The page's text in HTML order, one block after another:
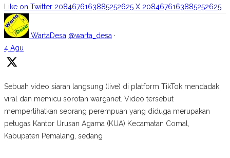
Like on Twitter 2084676163885252625 X 2084676163885252625
WartaDesa @warta_desa ·
4 Agu
Sebuah video siaran langsung (live) di platform TikTok mendadak
viral dan memicu sorotan warganet. Video tersebut
memperlihatkan seorang perempuan yang diduga merupakan
petugas Kantor Urusan Agama (KUA) Kecamatan Comal,
Kabupaten Pemalang, sedang